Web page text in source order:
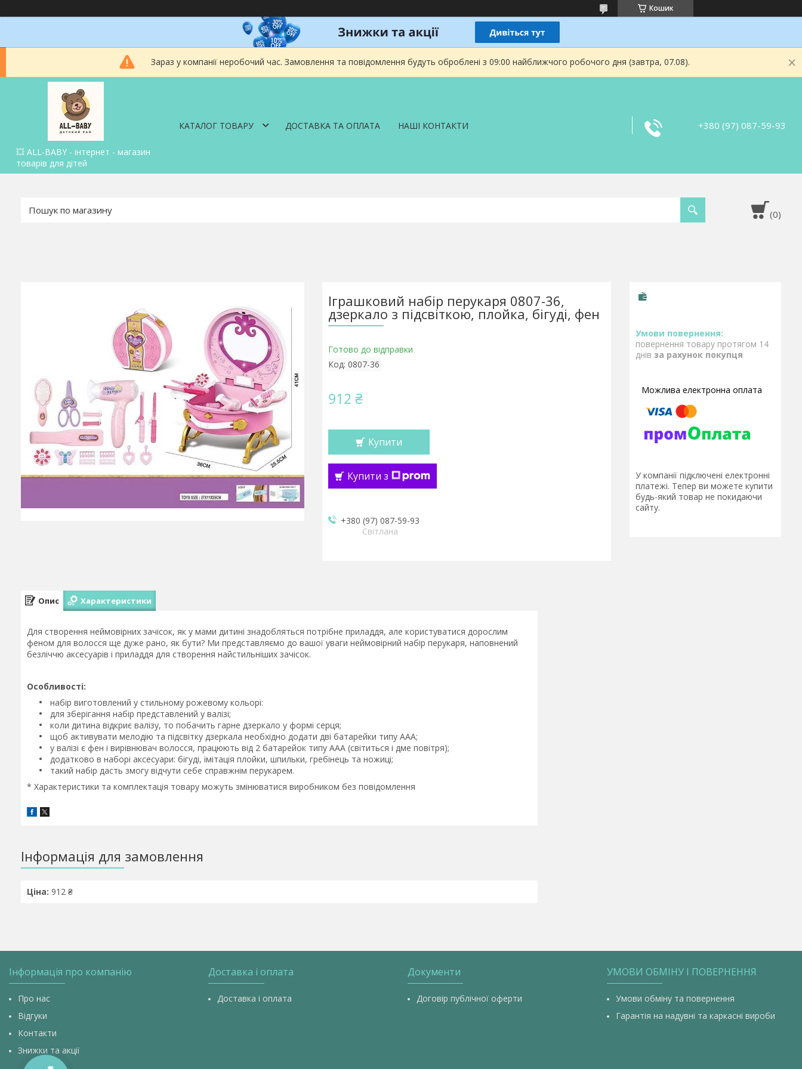
Кошик
Зараз у компанії неробочий час. Замовлення та повідомлення будуть оброблені з 09:00 найближчого робочого дня (завтра, 07.08).
💥 ALL-BABY - інтернет - магазин
товарів для дітей
КАТАЛОГ ТОВАРУ ДОСТАВКА ТА ОПЛАТА НАШІ КОНТАКТИ +380 (97) 087-59-93
Іграшковий набір перукаря 0807-36,
дзеркало з підсвіткою, плойка, бігуді, фен
Готово до відправки
Код: 0807-36
912 ₴
Купити
Купити з
+380 (97) 087-59-93
Світлана
повернення товару протягом 14
днів за рахунок покупця
У компанії підключені електронні
платежі. Тепер ви можете купити
будь-який товар не покидаючи
сайту.
Опис Характеристики
Для створення неймовірних зачісок, як у мами дитині знадобляться потрібне приладдя, але користуватися дорослим
феном для волосся ще дуже рано, як бути? Ми представляємо до вашої уваги неймовірний набір перукаря, наповнений
безліччю аксесуарів і приладдя для створення найстильніших зачісок.
Особливості:
набір виготовлений у стильному рожевому кольорі:
для зберігання набір представлений у валізі;
коли дитина відкриє валізу, то побачить гарне дзеркало у формі серця;
щоб активувати мелодію та підсвітку дзеркала необхідно додати дві батарейки типу ААА;
у валізі є фен і вирівнювач волосся, працюють від 2 батарейок типу ААА (світиться і дме повітря);
додатково в наборі аксесуари: бігуді, імітація плойки, шпильки, гребінець та ножиці;
такий набір дасть змогу відчути себе справжнім перукарем.
* Характеристики та комплектація товару можуть змінюватися виробником без повідомлення
Інформація для замовлення
Ціна: 912 ₴
Інформація про компанію
Про нас
Відгуки
Контакти
Знижки та акції
Доставка і оплата
Доставка і оплата
Документи
Договір публічної оферти
УМОВИ ОБМІНУ І ПОВЕРНЕННЯ
Умови обміну та повернення
Гарантія на надувні та каркасні вироби